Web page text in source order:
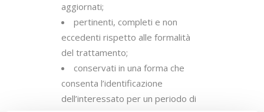
aggiornati;
pertinenti, completi e non
eccedenti rispetto alle formalità
del trattamento;
conservati in una forma che
consenta l’identificazione
dell’interessato per un periodo di